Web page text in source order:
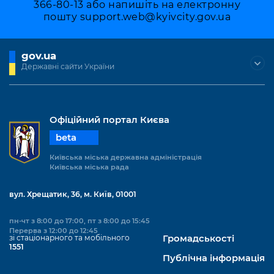
366-80-13 або напишіть на електронну
пошту support.web@kyivcity.gov.ua
gov.ua
Державні сайти України
Офіційний портал Києва
beta
Київська міська державна адміністрація
Київська міська рада
вул. Хрещатик, 36, м. Київ, 01001
пн-чт з 8:00 до 17:00, пт з 8:00 до 15:45
Перерва з 12:00 до 12:45
зі стаціонарного та мобільного
1551
Громадськості
Публічна інформація